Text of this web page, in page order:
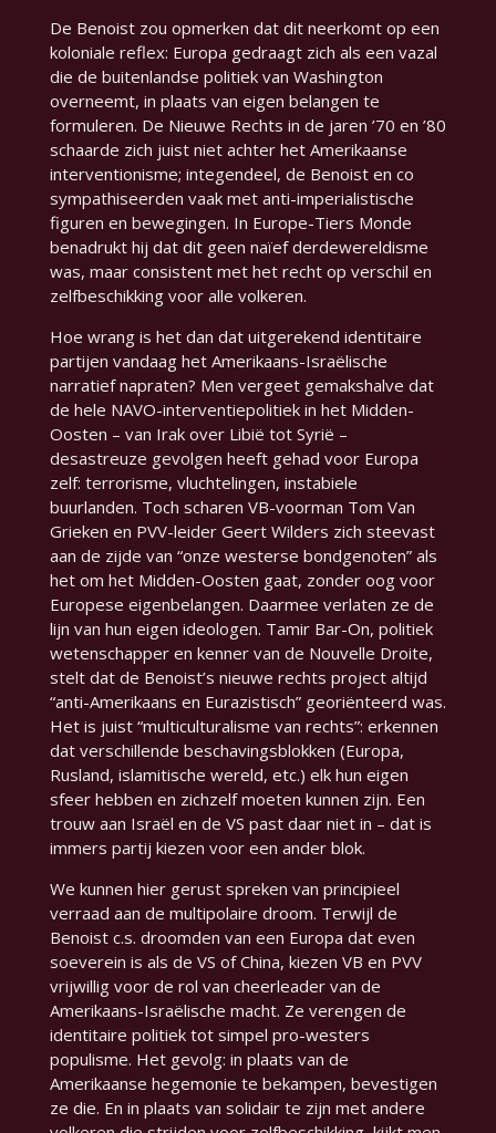
De Benoist zou opmerken dat dit neerkomt op een
koloniale reflex: Europa gedraagt zich als een vazal
die de buitenlandse politiek van Washington
overneemt, in plaats van eigen belangen te
formuleren. De Nieuwe Rechts in de jaren ’70 en ’80
schaarde zich juist niet achter het Amerikaanse
interventionisme; integendeel, de Benoist en co
sympathiseerden vaak met anti-imperialistische
figuren en bewegingen. In Europe-Tiers Monde
benadrukt hij dat dit geen naïef derdewereldisme
was, maar consistent met het recht op verschil en
zelfbeschikking voor alle volkeren.
Hoe wrang is het dan dat uitgerekend identitaire
partijen vandaag het Amerikaans-Israëlische
narratief napraten? Men vergeet gemakshalve dat
de hele NAVO-interventiepolitiek in het Midden-
Oosten – van Irak over Libië tot Syrië –
desastreuze gevolgen heeft gehad voor Europa
zelf: terrorisme, vluchtelingen, instabiele
buurlanden. Toch scharen VB-voorman Tom Van
Grieken en PVV-leider Geert Wilders zich steevast
aan de zijde van “onze westerse bondgenoten” als
het om het Midden-Oosten gaat, zonder oog voor
Europese eigenbelangen. Daarmee verlaten ze de
lijn van hun eigen ideologen. Tamir Bar-On, politiek
wetenschapper en kenner van de Nouvelle Droite,
stelt dat de Benoist’s nieuwe rechts project altijd
“anti-Amerikaans en Eurazistisch”georiënteerd was.
Het is juist “multiculturalisme van rechts”: erkennen
dat verschillende beschavingsblokken (Europa,
Rusland, islamitische wereld, etc.) elk hun eigen
sfeer hebben en zichzelf moeten kunnen zijn. Een
trouw aan Israël en de VS past daar niet in – dat is
immers partij kiezen voor een ander blok.
We kunnen hier gerust spreken van principieel
verraad aan de multipolaire droom. Terwijl de
Benoist c.s. droomden van een Europa dat even
soeverein is als de VS of China, kiezen VB en PVV
vrijwillig voor de rol van cheerleader van de
Amerikaans-Israëlische macht. Ze verengen de
identitaire politiek tot simpel pro-westers
populisme. Het gevolg: in plaats van de
Amerikaanse hegemonie te bekampen, bevestigen
ze die. En in plaats van solidair te zijn met andere